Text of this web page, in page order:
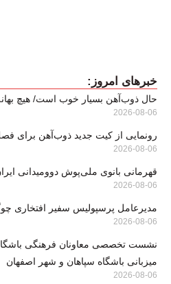
خبرهای امروز:
حال ذوب‌آهن بسیار خوب است/ هیچ
2026-08-06
رونمایی از کیت جدید ذوب‌آهن برای
2026-08-06
قهرمانی بانوی ملی‌پوش دوومیدانی
2026-08-06
مدیرعامل پرسپولیس سفیر افتخاری
2026-08-06
نشست تخصصی معاونان فرهنگی
میزبانی باشگاه سپاهان و شهر اصفهان
2026-08-06